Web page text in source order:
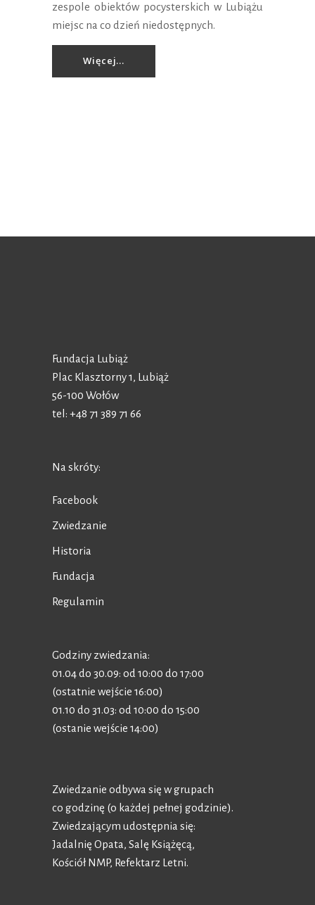
zespole obiektów pocysterskich w Lubiążu
miejsc na co dzień niedostępnych.
Więcej...
Fundacja Lubiąż
Plac Klasztorny 1, Lubiąż
56-100 Wołów
tel: +48 71 389 71 66
Na skróty:
Facebook
Zwiedzanie
Historia
Fundacja
Regulamin
Godziny zwiedzania:
01.04 do 30.09: od 10:00 do 17:00
(ostatnie wejście 16:00)
01.10 do 31.03: od 10:00 do 15:00
(ostanie wejście 14:00)
Zwiedzanie odbywa się w grupach
co godzinę (o każdej pełnej godzinie).
Zwiedzającym udostępnia się:
Jadalnię Opata, Salę Książęcą,
Kościół NMP, Refektarz Letni.